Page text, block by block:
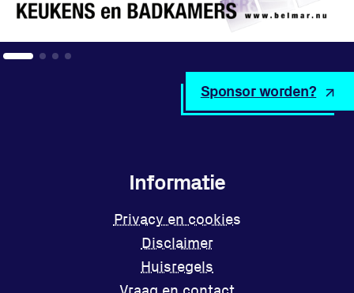
Informatie
Privacy en cookies
Disclaimer
Huisregels
Sponsor worden?